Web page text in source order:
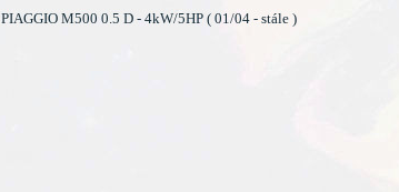
PIAGGIO M500 0.5 D - 4kW/5HP ( 01/04 - stále )